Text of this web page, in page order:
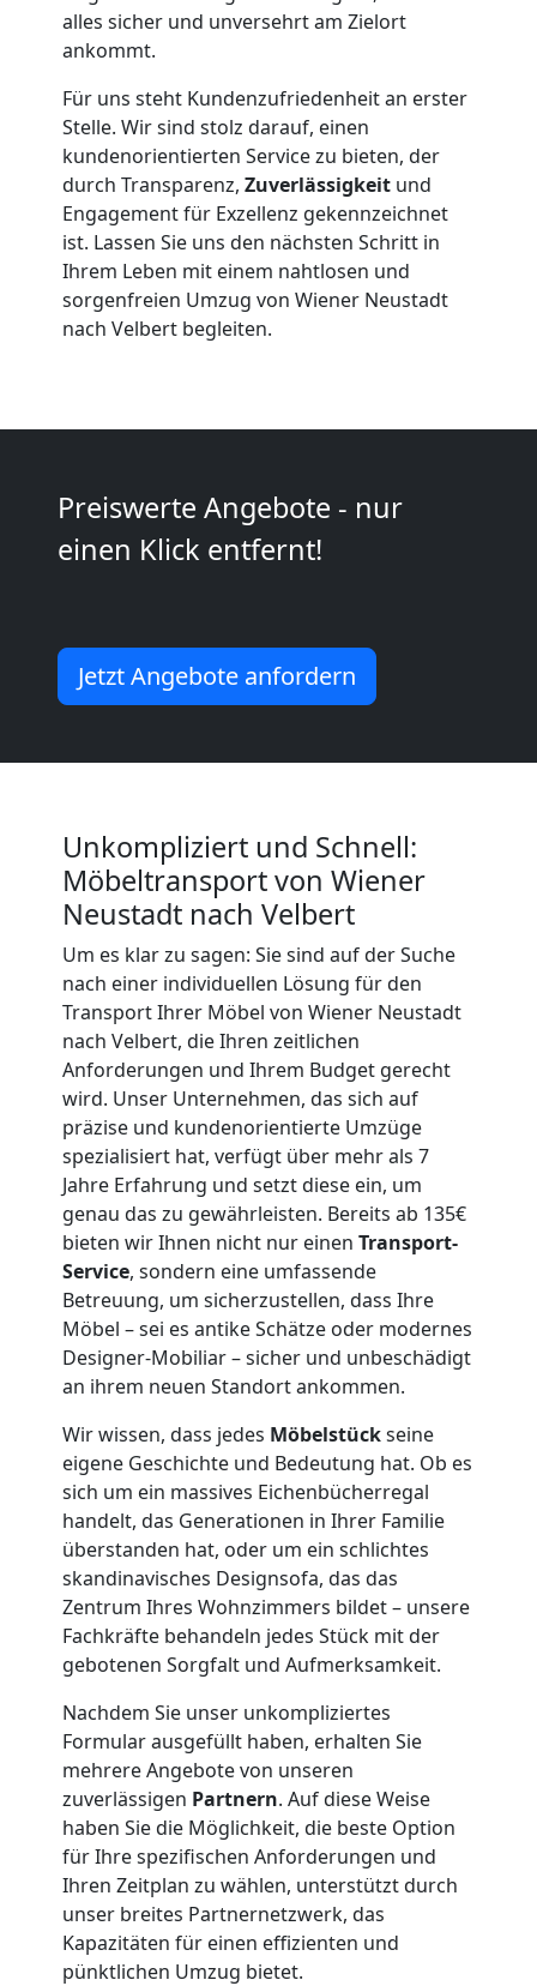
alles sicher und unversehrt am Zielort
ankommt.
Für uns steht Kundenzufriedenheit an erster
Stelle. Wir sind stolz darauf, einen
kundenorientierten Service zu bieten, der
durch Transparenz, Zuverlässigkeit und
Engagement für Exzellenz gekennzeichnet
ist. Lassen Sie uns den nächsten Schritt in
Ihrem Leben mit einem nahtlosen und
sorgenfreien Umzug von Wiener Neustadt
nach Velbert begleiten.
Preiswerte Angebote - nur
einen Klick entfernt!
Jetzt Angebote anfordern
Unkompliziert und Schnell:
Möbeltransport von Wiener
Neustadt nach Velbert
Um es klar zu sagen: Sie sind auf der Suche
nach einer individuellen Lösung für den
Transport Ihrer Möbel von Wiener Neustadt
nach Velbert, die Ihren zeitlichen
Anforderungen und Ihrem Budget gerecht
wird. Unser Unternehmen, das sich auf
präzise und kundenorientierte Umzüge
spezialisiert hat, verfügt über mehr als 7
Jahre Erfahrung und setzt diese ein, um
genau das zu gewährleisten. Bereits ab 135€
bieten wir Ihnen nicht nur einen Transport-
Service, sondern eine umfassende
Betreuung, um sicherzustellen, dass Ihre
Möbel – sei es antike Schätze oder modernes
Designer-Mobiliar – sicher und unbeschädigt
an ihrem neuen Standort ankommen.
Wir wissen, dass jedes Möbelstückseine
eigene Geschichte und Bedeutung hat. Ob es
sich um ein massives Eichenbücherregal
handelt, das Generationen in Ihrer Familie
überstanden hat, oder um ein schlichtes
skandinavisches Designsofa, das das
Zentrum Ihres Wohnzimmers bildet – unsere
Fachkräfte behandeln jedes Stück mit der
gebotenen Sorgfalt und Aufmerksamkeit.
Nachdem Sie unser unkompliziertes
Formular ausgefüllt haben, erhalten Sie
mehrere Angebote von unseren
zuverlässigen Partnern. Auf diese Weise
haben Sie die Möglichkeit, die beste Option
für Ihre spezifischen Anforderungen und
Ihren Zeitplan zu wählen, unterstützt durch
unser breites Partnernetzwerk, das
Kapazitäten für einen effizienten und
pünktlichen Umzug bietet.
Möbelmontage
Wiener
Neustadt
Möbeltransport
Wiener
Wiener
Mini
Neustadt
Umzug
Mann
LKW
Wiener
Neustadt
Kunsttransport
Wiener
Neustadt
Umzug
Wiener
Neustadt
Mann